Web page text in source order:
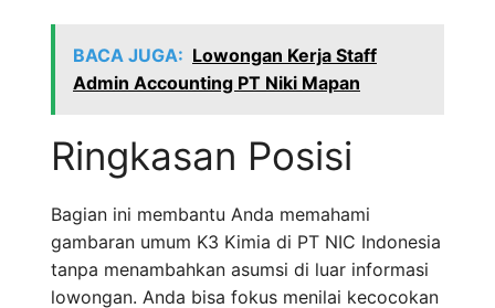
BACA JUGA: Lowongan Kerja Staff
Admin Accounting PT Niki Mapan
Ringkasan Posisi
Bagian ini membantu Anda memahami
gambaran umum K3 Kimia di PT NIC Indonesia
tanpa menambahkan asumsi di luar informasi
lowongan. Anda bisa fokus menilai kecocokan